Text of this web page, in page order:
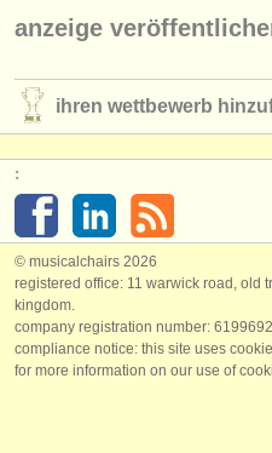
anzeige
ihren wettbewerb
:
© musicalchairs 2026
registered office: 11 warwick road, old
kingdom.
company registration number:
compliance notice: ​this site uses
for more information on our use of